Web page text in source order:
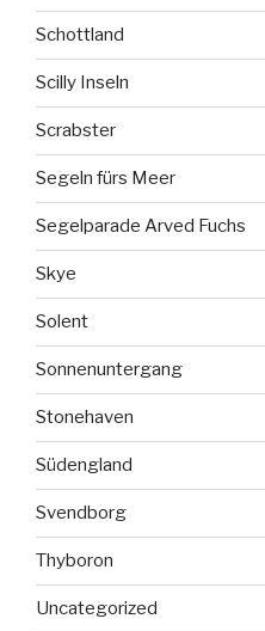
Schottland
Scilly Inseln
Scrabster
Segeln fürs Meer
Segelparade Arved Fuchs
Skye
Solent
Sonnenuntergang
Stonehaven
Südengland
Svendborg
Thyboron
Uncategorized